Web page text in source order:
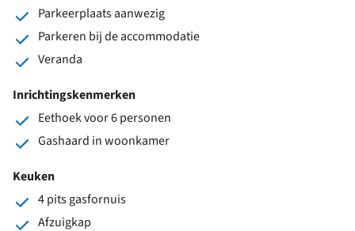
Parkeerplaats aanwezig
Parkeren bij de accommodatie
Veranda
Inrichtingskenmerken
Eethoek voor 6 personen
Gashaard in woonkamer
Keuken
4 pits gasfornuis
Afzuigkap